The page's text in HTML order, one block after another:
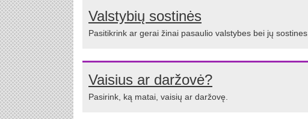
Valstybių sostinės
Pasitikrink ar gerai žinai pasaulio valstybes bei jų sostines.
Vaisius ar daržovė?
Pasirink, ką matai, vaisių ar daržovę.